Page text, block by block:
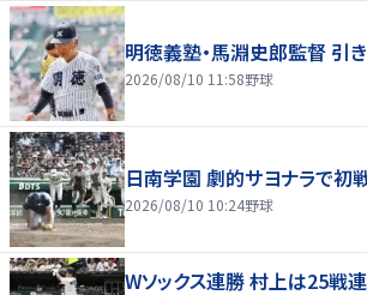
明徳義塾・馬淵史郎監督 引
2026/08/10 11:58野球
日南学園 劇的サヨナラで初
2026/08/10 10:24野球
Wソックス連勝 村上は25戦